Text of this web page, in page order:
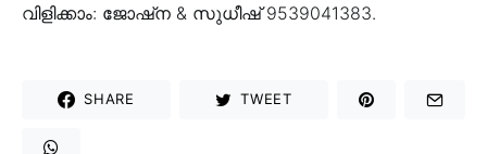
വിളിക്കാം: ജോഷ്‌ന & സുധീഷ് 9539041383.
SHARE TWEET